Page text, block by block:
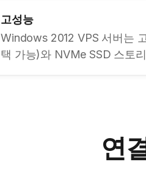
고성능
Windows 2012 VPS 서버는
택 가능)와 NVMe SSD 스토
연